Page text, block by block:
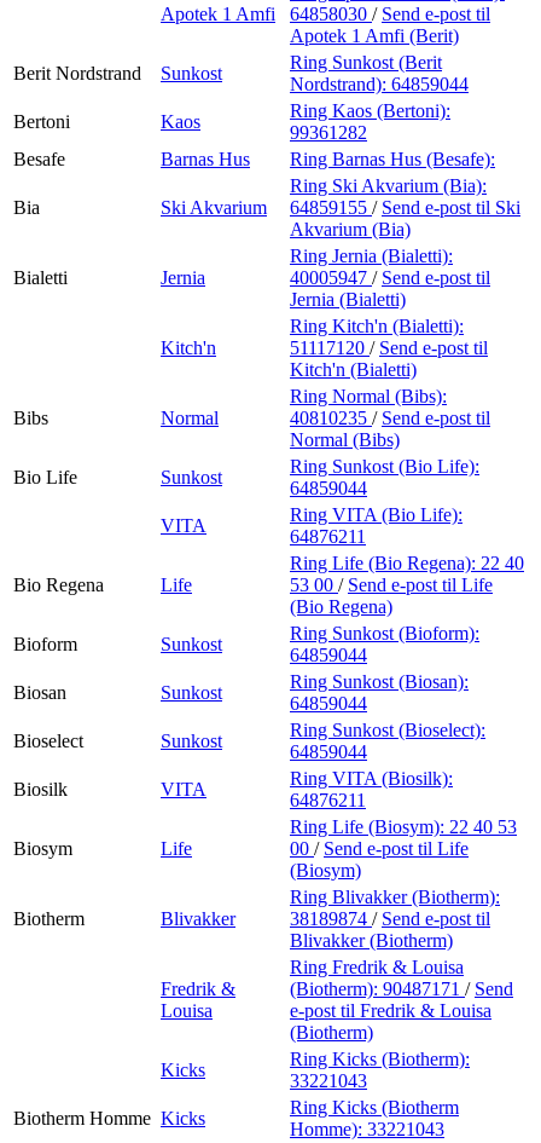
Apotek 1 Amfi
64858030 / Send e-post til
Apotek 1 Amfi (Berit)
Berit Nordstrand
Sunkost
Ring Sunkost (Berit
Nordstrand): 64859044
Bertoni
Kaos
Ring Kaos (Bertoni):
99361282
Besafe
Barnas Hus Ring Barnas Hus (Besafe):
Bia Ski Akvarium
Ring Ski Akvarium (Bia):
64859155 / Send e-post til Ski
Akvarium (Bia)
Bialetti Jernia
Ring Jernia (Bialetti):
40005947 / Send e-post til
Jernia (Bialetti)
Kitch'n
Ring Kitch'n (Bialetti):
51117120 / Send e-post til
Kitch'n (Bialetti)
Bibs Normal
Ring Normal (Bibs):
40810235 / Send e-post til
Normal (Bibs)
Bio Life
Sunkost
Ring Sunkost (Bio Life):
64859044
VITA
Ring VITA (Bio Life):
64876211
Bio Regena Life
Ring Life (Bio Regena): 22 40
53 00 / Send e-post til Life
(Bio Regena)
Bioform
Sunkost
Ring Sunkost (Bioform):
64859044
Biosan
Sunkost
Ring Sunkost (Biosan):
64859044
Bioselect
Sunkost
Ring Sunkost (Bioselect):
64859044
Biosilk
VITA
Ring VITA (Biosilk):
64876211
Biosym Life
Ring Life (Biosym): 22 40 53
00 / Send e-post til Life
(Biosym)
Biotherm Blivakker
Ring Blivakker (Biotherm):
38189874 / Send e-post til
Blivakker (Biotherm)
Fredrik &
Louisa
Ring Fredrik & Louisa
(Biotherm): 90487171 / Send
e-post til Fredrik & Louisa
(Biotherm)
Kicks
Ring Kicks (Biotherm):
33221043
Biotherm Homme Kicks
Ring Kicks (Biotherm
Homme): 33221043